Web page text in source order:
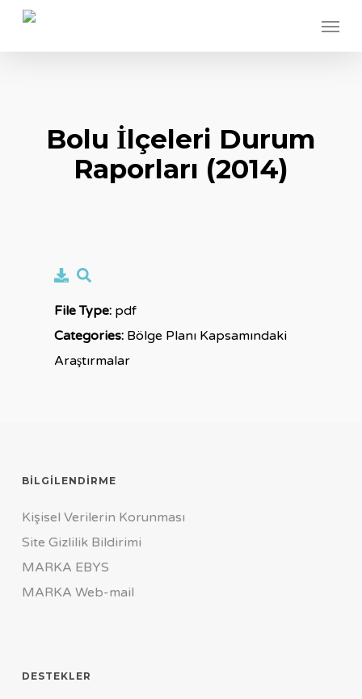
Skip
Menu
Bolu İlçeleri Durum
Raporları (2014)
File Type: pdf
Categories: Bölge Planı Kapsamındaki
Araştırmalar
BILGILENDIRME
Kişisel Verilerin Korunması
Site Gizlilik Bildirimi
MARKA EBYS
MARKA Web-mail
DESTEKLER